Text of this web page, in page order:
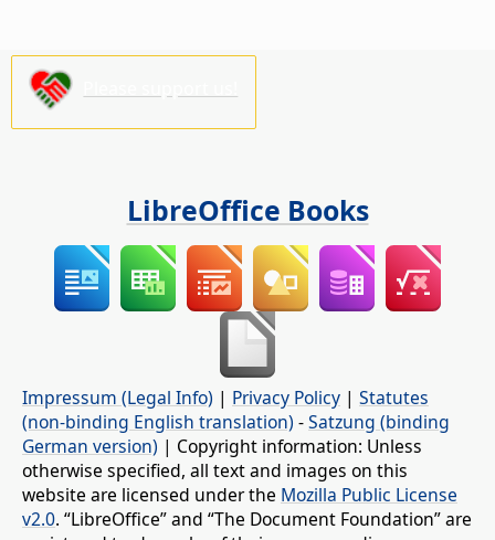
LibreOffice Books
Impressum (Legal Info) | Privacy Policy | Statutes
(non-binding English translation) -Satzung (binding
German version) | Copyright information: Unless
otherwise specified, all text and images on this
website are licensed under the Mozilla Public License
v2.0. “LibreOffice” and “The Document Foundation” are